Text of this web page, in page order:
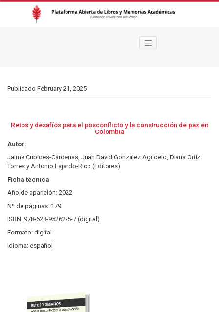
Publicado February 21, 2025
Retos y desafíos para el posconflicto y la construcción de paz en
Colombia
Autor:
Jaime Cubides-Cárdenas, Juan David González Agudelo, Diana Ortiz
Torres y Antonio Fajardo-Rico (Editores)
Ficha técnica
Año de aparición: 2022
Nº de páginas: 179
ISBN: 978-628-95262-5-7 (digital)
Formato: digital
Idioma: español